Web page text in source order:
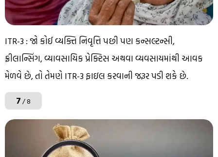
ITR-3 : જો કોઈ વ્યક્તિ નિવૃત્તિ પછી પણ કન્સલ્ટન્સી,
ફ્રીલાન્સિંગ, વ્યાવસાયિક પ્રેક્ટિસ અથવા વ્યવસાયમાંથી આવક
મેળવે છે, તો તેમણે ITR-3 ફાઇલ કરવાની જરૂર પડી શકે છે.
7/ 8